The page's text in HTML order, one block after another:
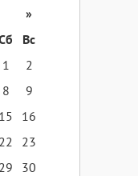
»
Вс
1
2
8
9
15
16
22
23
29
30